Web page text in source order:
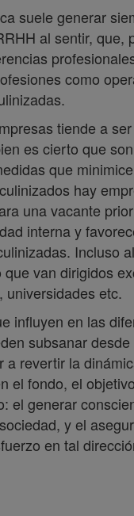
suele generar
al sentir, que,
como
tiende a
es cierto que
que
hay
una vacante
interna y
Incluso
van dirigidos
universidades etc.
influyen en las
subsanar
revertir la
el fondo, el
el generar
y el
en tal